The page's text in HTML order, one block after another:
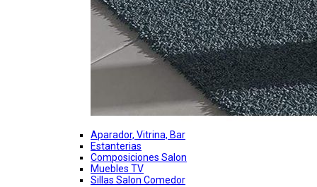
Aparador, Vitrina, Bar
Estanterias
Composiciones Salon
Muebles TV
Sillas Salon Comedor